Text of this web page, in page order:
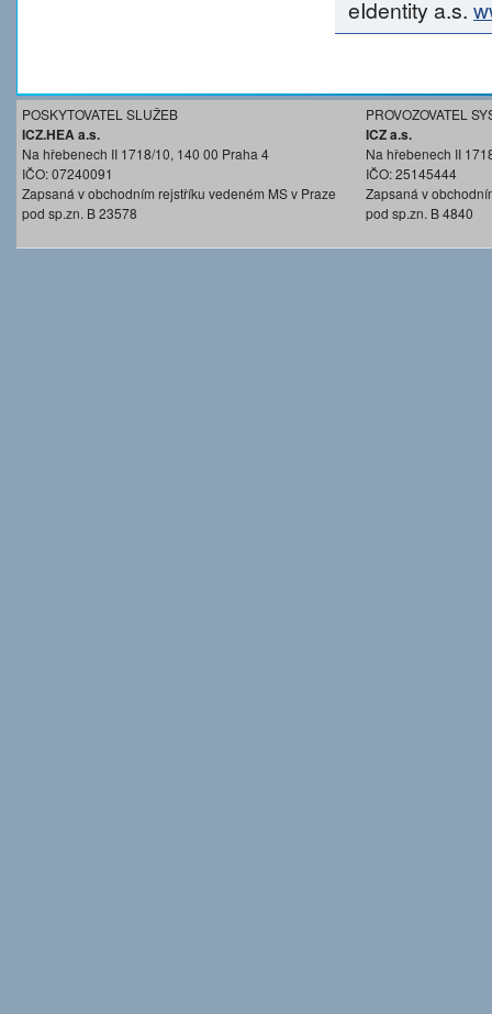
eIdentity a.s.
POSKYTOVATEL SLUŽEB
ICZ.HEA a.s.
Na hřebenech II 1718/10, 140 00 Praha 4
IČO: 07240091
Zapsaná v obchodním rejstříku vedeném MS v Praze
pod sp.zn. B 23578
PROVOZOVATEL
ICZ a.s.
Na hřebenech II
IČO: 25145444
Zapsaná v
pod sp.zn. B 4840